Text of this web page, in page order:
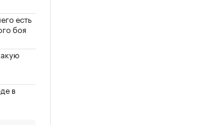
есть
боя
в